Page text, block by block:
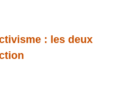
: les deux